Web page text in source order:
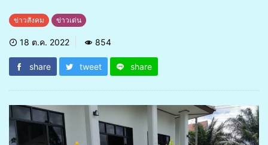
ข่าวสังคม ข่าวเด่น
18 ต.ค. 2022 854
share tweet share